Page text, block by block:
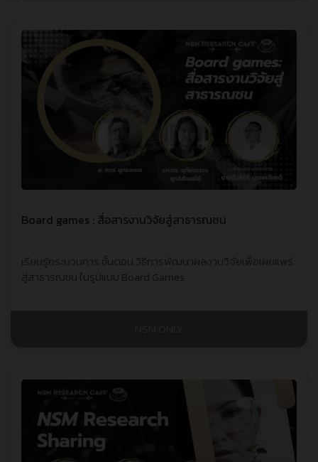
Board games : สื่อสารงานวิจัยสู่สาธารณชน
เรียนรู้กระบวนการ ขั้นตอน วิธีการพัฒนาผลงานวิจัยเพื่อเผยแพร่
สู่สาธารณชน ในรูปแบบ Board Games